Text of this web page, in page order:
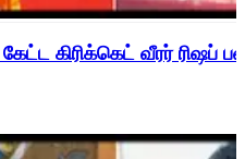
கேட்ட கிரிக்கெட் வீரர்